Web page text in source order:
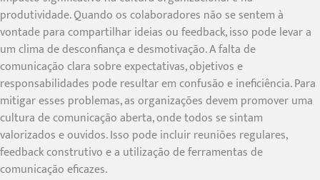
produtividade. Quando os colaboradores não se sentem à
vontade para compartilhar ideias ou feedback, isso pode levar a
um clima de desconfiança e desmotivação. A falta de
comunicação clara sobre expectativas, objetivos e
responsabilidades pode resultar em confusão e ineficiência. Para
mitigar esses problemas, as organizações devem promover uma
cultura de comunicação aberta, onde todos se sintam
valorizados e ouvidos. Isso pode incluir reuniões regulares,
feedback construtivo e a utilização de ferramentas de
comunicação eficazes.